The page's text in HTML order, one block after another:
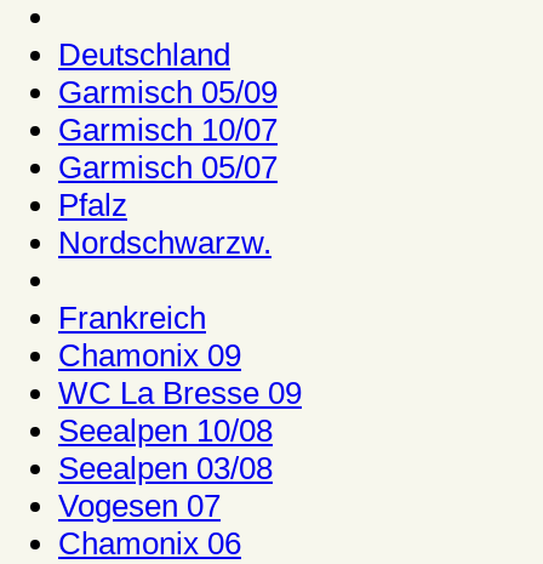
Deutschland
Garmisch 05/09
Garmisch 10/07
Garmisch 05/07
Pfalz
Nordschwarzw.
Frankreich
Chamonix 09
WC La Bresse 09
Seealpen 10/08
Seealpen 03/08
Vogesen 07
Chamonix 06